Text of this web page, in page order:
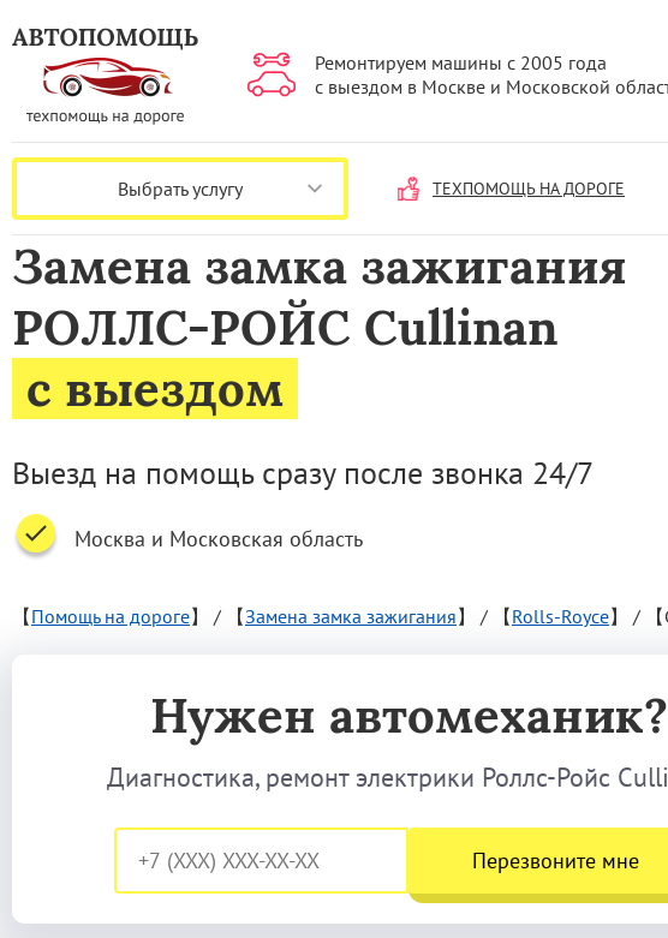
Ремонтируем машины с 2005 года
с выездом в Москве и Московской
Выбрать услугу ТЕХПОМОЩЬ НА ДОРОГЕ
Замена замка зажигания
РОЛЛС-РОЙС Cullinan
с выездом
Выезд на помощь сразу после звонка 24/7
Москва и Московская область
【Помощь на дороге】 / 【Замена замка зажигания】 / 【Rolls-Royce】 /
Нужен автомеханик?
Диагностика, ремонт электрики Роллс-Ройс
Перезвоните мне